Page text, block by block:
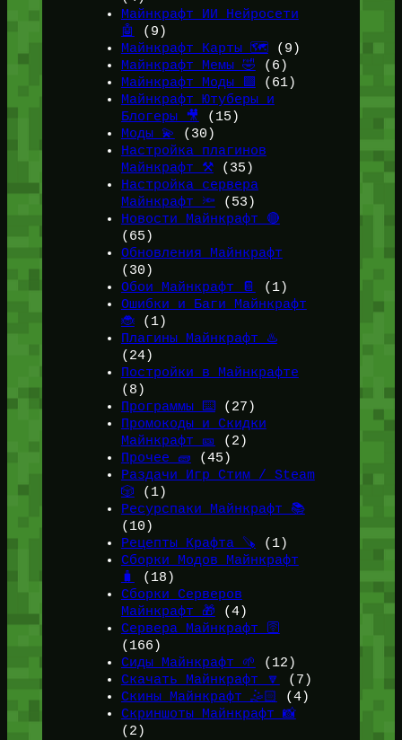
Майнкрафт ИИ Нейросети
🤖
(9)
Майнкрафт Карты 🗺️(9)
Майнкрафт Мемы 🤣 (6)
Майнкрафт Моды 🟩 (61)
Майнкрафт Ютуберы и
Блогеры 🎥
(15)
Моды 💫
(30)
Настройка плагинов
Майнкрафт ⚒️(35)
Настройка сервера
Майнкрафт 🔦 (53)
Новости Майнкрафт 🔴
(65)
Обновления Майнкрафт
(30)
Обои Майнкрафт 📔
(1)
Ошибки и Баги Майнкрафт
🐞(1)
Плагины Майнкрафт ♨️
(24)
Постройки в Майнкрафте
(8)
Программы ⌨️(27)
Промокоды и Скидки
Майнкрафт 🎫
(2)
Прочее 🧱 (45)
Раздачи Игр Стим / Steam
🎲 (1)
Ресурспаки Майнкрафт 📚
(10)
Рецепты Крафта 🪚 (1)
Сборки Модов Майнкрафт
🧳
(18)
Сборки Серверов
Майнкрафт 🎁 (4)
Сервера Майнкрафт 🛜
(166)
Сиды Майнкрафт 🌱
(12)
Скачать Майнкрафт 🔽
(7)
Скины Майнкрафт 🤹🏻
(4)
Скриншоты Майнкрафт 📸
(2)